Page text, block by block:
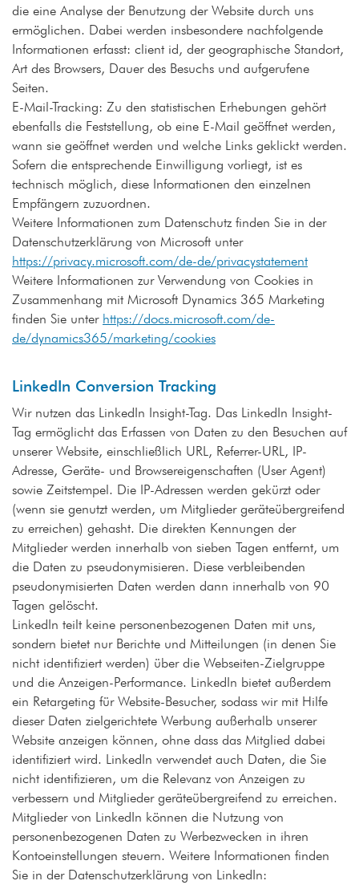
die eine Analyse der Benutzung der Website durch uns
ermöglichen. Dabei werden insbesondere nachfolgende
Informationen erfasst: client id, der geographische Standort,
Art des Browsers, Dauer des Besuchs und aufgerufene
Seiten.
E-Mail-Tracking: Zu den statistischen Erhebungen gehört
ebenfalls die Feststellung, ob eine E-Mail geöffnet werden,
wann sie geöffnet werden und welche Links geklickt werden.
Sofern die entsprechende Einwilligung vorliegt, ist es
technisch möglich, diese Informationen den einzelnen
Empfängern zuzuordnen.
Weitere Informationen zum Datenschutz finden Sie in der
Datenschutzerklärung von Microsoft unter
https://privacy.microsoft.com/de-de/privacystatement
Weitere Informationen zur Verwendung von Cookies in
Zusammenhang mit Microsoft Dynamics 365 Marketing
finden Sie unter https://docs.microsoft.com/de-
de/dynamics365/marketing/cookies
LinkedIn Conversion Tracking
Wir nutzen das LinkedIn Insight-Tag. Das LinkedIn Insight-
Tag ermöglicht das Erfassen von Daten zu den Besuchen auf
unserer Website, einschließlich URL, Referrer-URL, IP-
Adresse, Geräte- und Browsereigenschaften (User Agent)
sowie Zeitstempel. Die IP-Adressen werden gekürzt oder
(wenn sie genutzt werden, um Mitglieder geräteübergreifend
zu erreichen) gehasht. Die direkten Kennungen der
Mitglieder werden innerhalb von sieben Tagen entfernt, um
die Daten zu pseudonymisieren. Diese verbleibenden
pseudonymisierten Daten werden dann innerhalb von 90
Tagen gelöscht.
LinkedIn teilt keine personenbezogenen Daten mit uns,
sondern bietet nur Berichte und Mitteilungen (in denen Sie
nicht identifiziert werden) über die Webseiten-Zielgruppe
und die Anzeigen-Performance. LinkedIn bietet außerdem
ein Retargeting für Website-Besucher, sodass wir mit Hilfe
dieser Daten zielgerichtete Werbung außerhalb unserer
Website anzeigen können, ohne dass das Mitglied dabei
identifiziert wird. LinkedIn verwendet auch Daten, die Sie
nicht identifizieren, um die Relevanz von Anzeigen zu
verbessern und Mitglieder geräteübergreifend zu erreichen.
Mitglieder von LinkedIn können die Nutzung von
personenbezogenen Daten zu Werbezwecken in ihren
Kontoeinstellungen steuern. Weitere Informationen finden
Sie in der Datenschutzerklärung von LinkedIn: